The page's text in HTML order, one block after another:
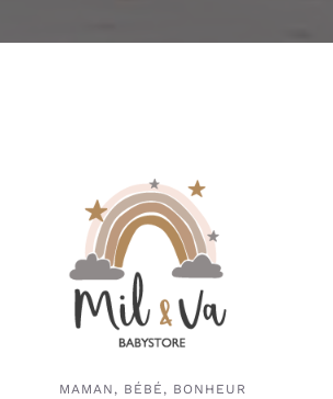
MAMAN, BÉBÉ, BONHEUR